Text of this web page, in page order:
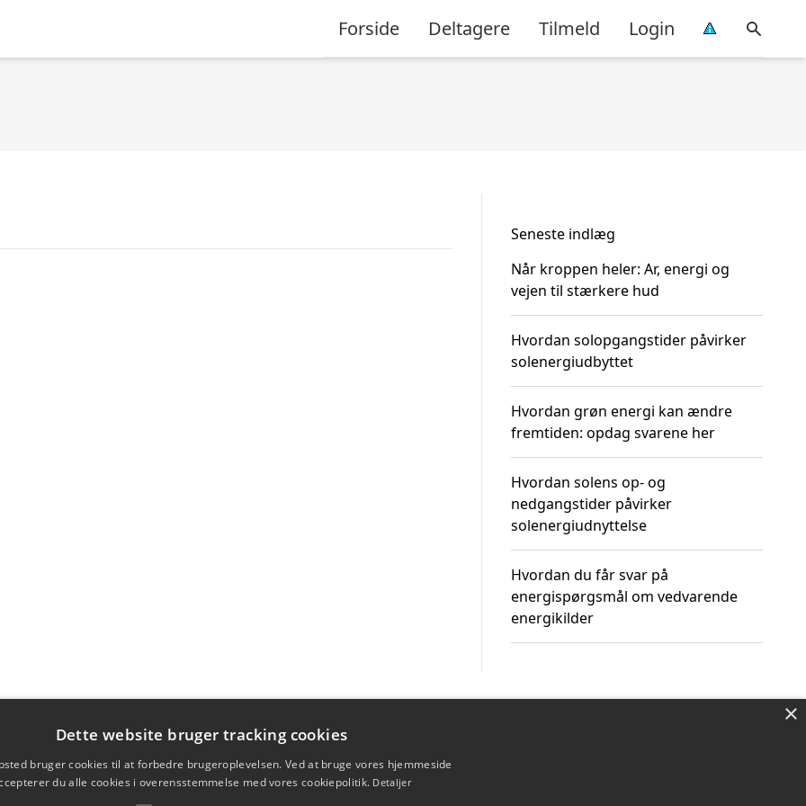
Forside Deltagere Tilmeld Login
Seneste indlæg
Når kroppen heler: Ar, energi og
vejen til stærkere hud
Hvordan solopgangstider påvirker
solenergiudbyttet
Hvordan grøn energi kan ændre
fremtiden: opdag svarene her
Hvordan solens op- og
nedgangstider påvirker
solenergiudnyttelse
Hvordan du får svar på
energispørgsmål om vedvarende
energikilder
×
Dette website bruger tracking cookies
bruger cookies til at forbedre brugeroplevelsen. Ved at bruge vores hjemmeside
du alle cookies i overensstemmelse med vores cookiepolitik. Detaljer